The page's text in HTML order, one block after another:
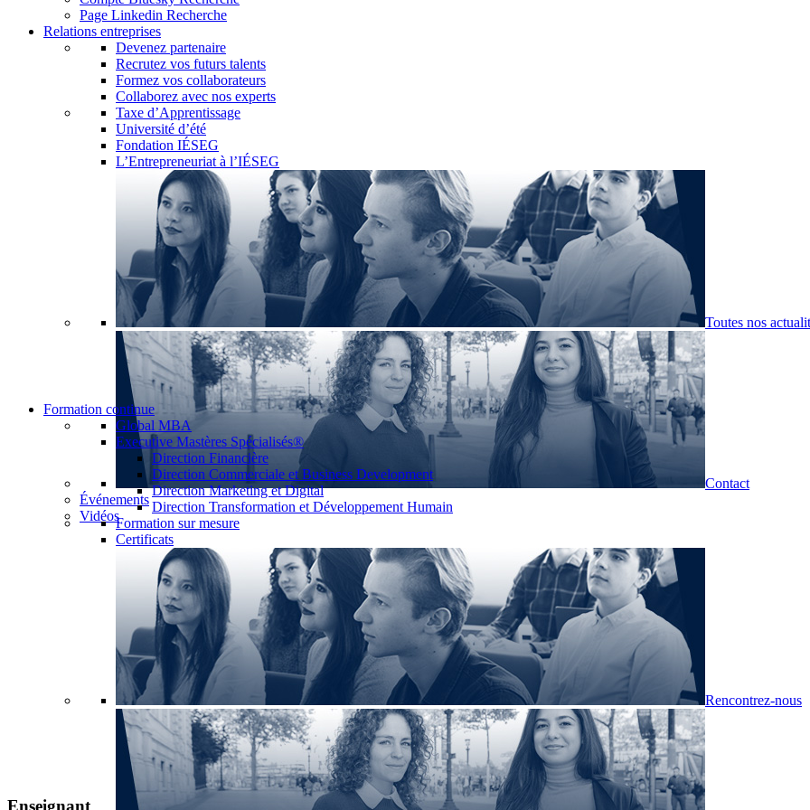
Page Linkedin Recherche
Relations entreprises
Devenez partenaire
Recrutez vos futurs talents
Formez vos collaborateurs
Collaborez avec nos experts
Taxe d’Apprentissage
Université d’été
Fondation IÉSEG
L’Entrepreneuriat à l’IÉSEG
Toutes nos
Contact
Événements
Vidéos
Formation continue
Global MBA
Executive Mastères Spécialisés®
Direction Financière
Direction Commerciale et Business Development
Direction Marketing et Digital
Direction Transformation et Développement Humain
Formation sur mesure
Certificats
Rencontrez-nous
Enseignant